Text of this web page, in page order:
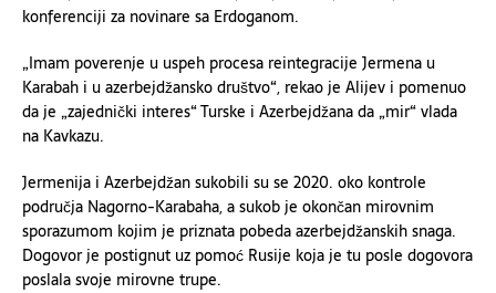
konferenciji za novinare sa Erdoganom.
„Imam poverenje u uspeh procesa reintegracije Jermena u
Karabah i u azerbejdžansko društvo“, rekao je Alijev i pomenuo
da je „zajednički interes“ Turske i Azerbejdžana da „mir“ vlada
na Kavkazu.
Jermenija i Azerbejdžan sukobili su se 2020. oko kontrole
područja Nagorno-Karabaha, a sukob je okončan mirovnim
sporazumom kojim je priznata pobeda azerbejdžanskih snaga.
Dogovor je postignut uz pomoć Rusije koja je tu posle dogovora
poslala svoje mirovne trupe.